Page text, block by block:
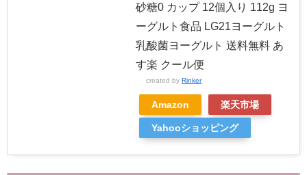
砂糖0 カップ 12個入り 112g ヨ
ーグルト食品 LG21ヨーグルト
乳酸菌ヨーグルト 送料無料 あ
す楽 クール便
created by Rinker
Amazon 楽天市場
Yahooショッピング